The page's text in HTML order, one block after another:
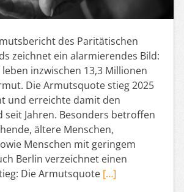
des Paritätischen
zeichnet ein alarmierendes Bild:
inzwischen 13,3 Millionen
Die Armutsquote stieg 2025
und erreichte damit den
seit Jahren. Besonders betroffen
ältere Menschen,
Menschen mit geringem
Berlin verzeichnet einen
Die Armutsquote […]